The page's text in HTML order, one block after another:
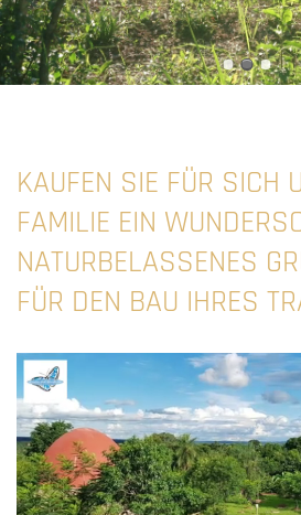
KAUFEN SIE FÜR SICH
FAMILIE EIN
NATURBELASSENES
FÜR DEN BAU IHRES